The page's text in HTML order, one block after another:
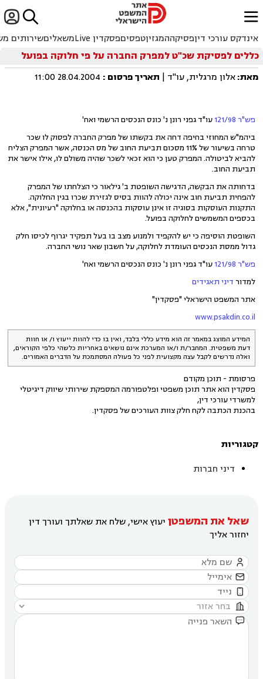

ﱐ
אינדקס עורכי דיןפסיקההמגזיןטפסיםפסקדין Live משאליםשירותים
כללים לפסיקת שכ"ט למפרק החברה על פי חלוקה בפועל
מאת:אלון מרגלית, עו"ד | תאריך פרסום :
28.04.2004 11:00
פש"ר 121/98
עו"ד גפני רונן נ' כונס הנכסים הרשמי ואח'
ביהמ"ש המחוזי בחיפה דחה את בקשתו של מפרק החברה לפסוק לו שכר
טרחה בשיעור של 11% מסכום תביעת החוב של מס הכנסה, אשר המפרק הצליח
להביא לביטולה. המפרק טען כי הוא זכאי לשכר שהיה משולם לו, אילו אישר את
תביעת החוב.
בדחותה את הבקשה, הדגישה השופטת ב' גילאור כי הצלחתו של המפרק
להפחית תביעת חוב אינה יכולה להוות בסיס לגזירת שכרו בגין החלוקה.
התקנות העוסקות בסוגיה זו אינן עוסקות בהכנסה או בחלוקה "רעיונית", אלא
בכספים המשמשים לחלוקה בפועל.
השופטת הוסיפה כי יש להקפיד ולמנוע מצב בו בעל תפקיד יגרוף לכיסו חלק
גדול ממסת הנכסים העומדת לחלוקה, על חשבון שאר נושי החברה.
פש"ר 121/98
עו"ד גפני רונן נ' כונס הנכסים הרשמי ואח'
למדור דיני תאגידים
אתר המשפט הישראלי "פסקדין"
www.psakdin.co.il
המידע המוצג במאמר זה הוא מידע כללי בלבד, ואין בו כדי להוות ייעוץ ו/ או חוות
דעת משפטית. המחבר/ת ו/או המערכת אינם נושאים באחריות כלשהי כלפי הקוראים,
ואלה נדרשים לקבל עצה מקצועית לפני כל פעולה המסתמכת על הדברים האמורים.
פרסומת - תוכן מקודם
פסקדין הוא אתר תוכן משפטי ופלטפורמה המספקת שירותי שיווק דיגיטלי
למשרדי עורכי דין,
בהכנת הכתבה לקח חלק צוות העורכים של פסקדין.
קטגוריות
דיני חברות
שאל את המשפטן יעוץ אישי, שלח את שאלתך ועורך דין
יחזור אליך




